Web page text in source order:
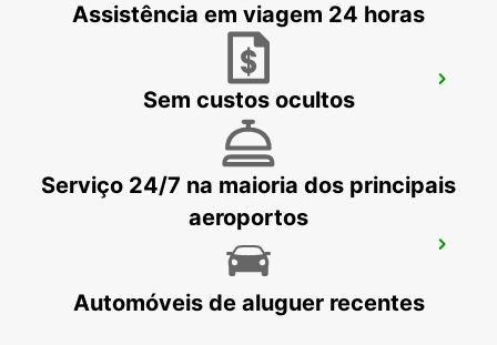
VAASA CENTRO DA CIDADE
VAASA - FINLAND
AEROPORTO DE VAASA
Assistência em viagem 24 horas
Sem custos ocultos
Serviço 24/7 na maioria dos principais
aeroportos
Automóveis de aluguer recentes